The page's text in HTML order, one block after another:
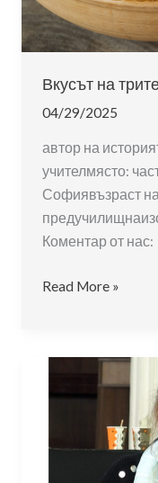
Вкусът на
04/29/2025
автор на
учителмясто:
Софиявъзраст
Коментар от нас:
Вкусът
чушки
Read More »